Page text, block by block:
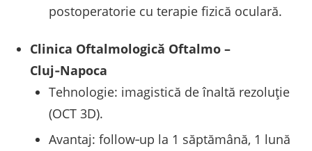
postoperatorie cu terapie fizică oculară.
Clinica Oftalmologică Oftalmo –
Cluj‑Napoca
Tehnologie: imagistică de înaltă rezoluţie
(OCT 3D).
Avantaj: follow‑up la 1 săptămână, 1 lună